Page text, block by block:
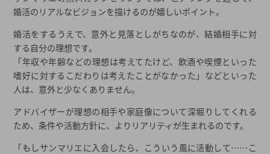
婚活のリアルなビジョンを描けるのが嬉しいポイント。
婚活をするうえで、意外と見落としがちなのが、結婚相手に対
する自分の理想です。
「年収や年齢などの理想は考えてたけど、飲酒や喫煙といった
嗜好に対するこだわりは考えたことがなかった」などといった
人は、意外と少なくありません。
アドバイザーが理想の相手や家庭像について深堀りしてくれる
ため、条件や活動方針に、よりリアリティが生まれるのです。
「もしサンマリエに入会したら、こういう風に活動して……こ